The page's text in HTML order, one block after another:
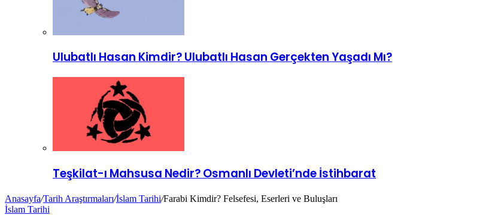
Ulubatlı Hasan Kimdir? Ulubatlı Hasan Gerçekten Yaşadı Mı?
Teşkilat-ı Mahsusa Nedir? Osmanlı Devleti’nde İstihbarat
Anasayfa/Tarih Araştırmaları/İslam Tarihi/Farabi Kimdir? Felsefesi, Eserleri ve Buluşları
İslam Tarihi